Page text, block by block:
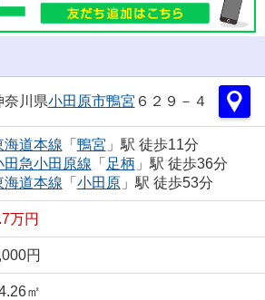
奈川県小田原市鴨宮 ６２９－４
海道本線 「 鴨宮 」駅 徒歩11分
田急小田原線 「 足柄 」駅 徒歩36分
海道本線 「 小田原」駅 徒歩53分
万円
円
㎡